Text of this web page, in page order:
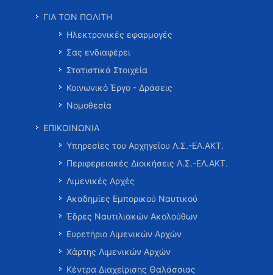
ΓΙΑ ΤΟΝ ΠΟΛΙΤΗ
Ηλεκτρονικές εφαρμογές
Σας ενδιαφέρει
Στατιστικά Στοιχεία
Κοινωνικό Έργο - Δράσεις
Νομοθεσία
ΕΠΙΚΟΙΝΩΝΙΑ
Υπηρεσίες του Αρχηγείου Λ.Σ.-ΕΛ.ΑΚΤ.
Περιφερειακές Διοικήσεις Λ.Σ.-ΕΛ.ΑΚΤ.
Λιμενικές Αρχές
Ακαδημίες Εμπορικού Ναυτικού
Έδρες Ναυτιλιακών Ακολούθων
Ευρετήριο Λιμενικών Αρχών
Χάρτης Λιμενικών Αρχών
Κέντρα Διαχείρισης Θαλάσσιας